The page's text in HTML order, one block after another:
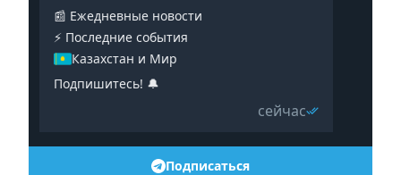
📰 Ежедневные новости
⚡️ Последние события
Казахстан и Мир
Подпишитесь! 🔔
сейчас
Подписаться